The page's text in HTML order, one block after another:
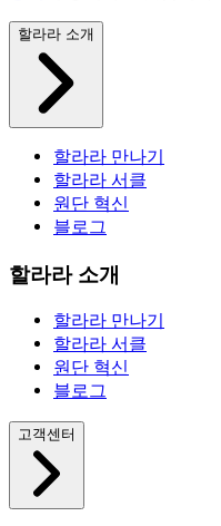
할라라 소개
할라라 만나기
할라라 서클
원단 혁신
블로그
할라라 소개
할라라 만나기
할라라 서클
원단 혁신
블로그
고객센터